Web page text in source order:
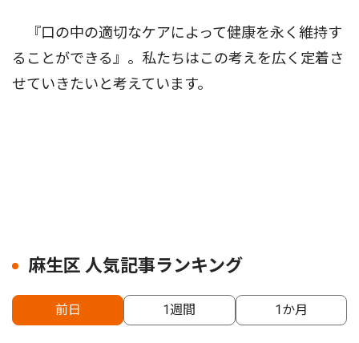
『口の中の適切なケアによって健康を永く維持す
ることができる』。私たちはこの考えを広く定着さ
せていきたいと考えています。
麻生区 人気記事ランキング
前日 1週間 1か月